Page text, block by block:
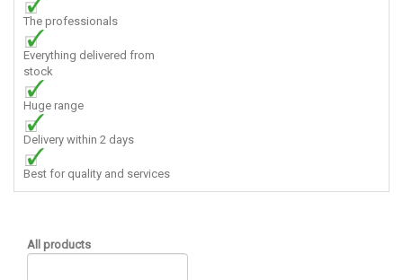
The professionals
Everything delivered from
stock
Huge range
Delivery within 2 days
Best for quality and services
All products